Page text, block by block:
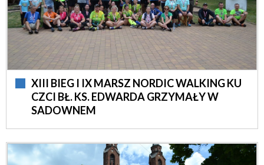
XIII BIEG I IX MARSZ NORDIC WALKING KU
CZCI BŁ. KS. EDWARDA GRZYMAŁY W
SADOWNEM